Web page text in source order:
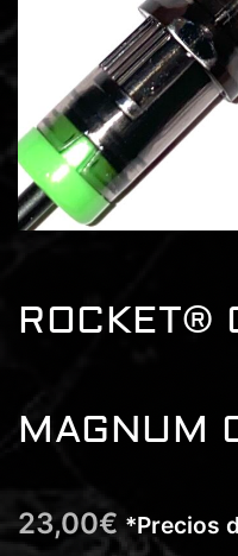
ROCKET®
MAGNUM
23,00€ *Precios